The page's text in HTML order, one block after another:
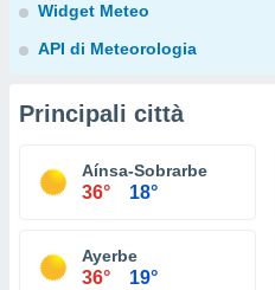
Widget Meteo
API di Meteorologia
Principali città
Aínsa-Sobrarbe
36° 18°
Ayerbe
36° 19°